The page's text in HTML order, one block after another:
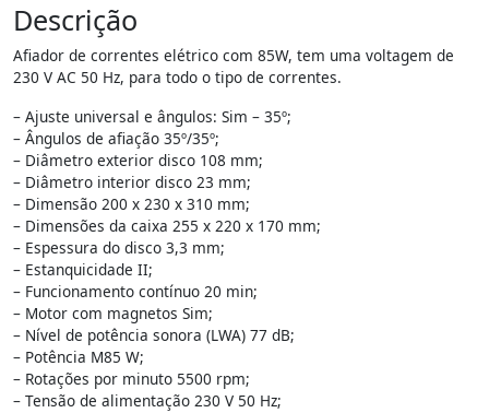
Descrição
Afiador de correntes elétrico com 85W, tem uma voltagem de
230 V AC 50 Hz, para todo o tipo de correntes.
– Ajuste universal e ângulos: Sim – 35º;
– Ângulos de afiação 35º/35º;
– Diâmetro exterior disco 108 mm;
– Diâmetro interior disco 23 mm;
– Dimensão 200 x 230 x 310 mm;
– Dimensões da caixa 255 x 220 x 170 mm;
– Espessura do disco 3,3 mm;
– Estanquicidade II;
– Funcionamento contínuo 20 min;
– Motor com magnetos Sim;
– Nível de potência sonora (LWA) 77 dB;
– Potência M85 W;
– Rotações por minuto 5500 rpm;
– Tensão de alimentação 230 V 50 Hz;